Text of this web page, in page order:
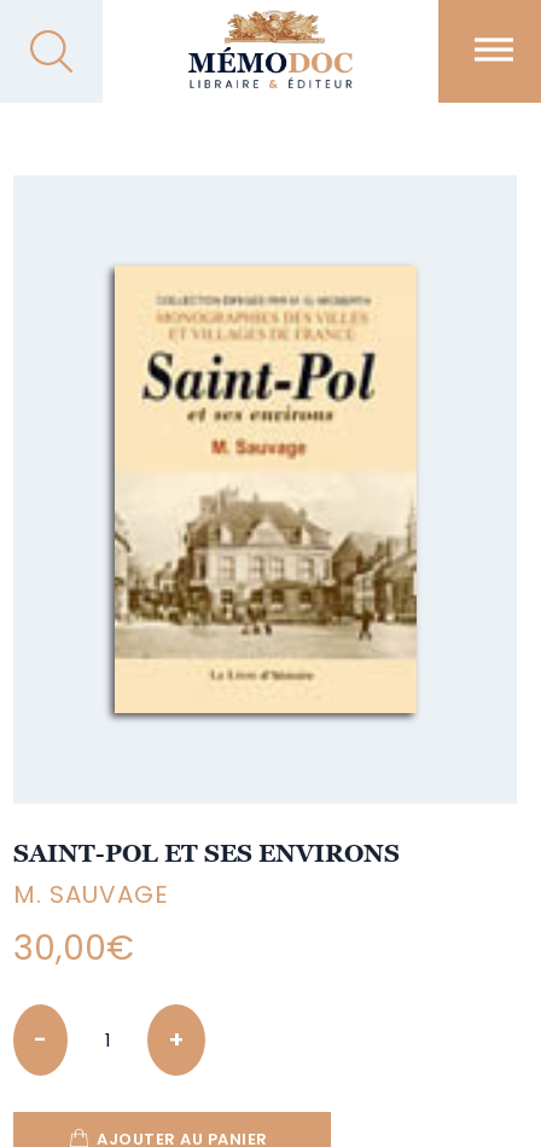
SAINT-POL ET SES ENVIRONS
M. SAUVAGE
30,00€
Quantity
AJOUTER AU PANIER